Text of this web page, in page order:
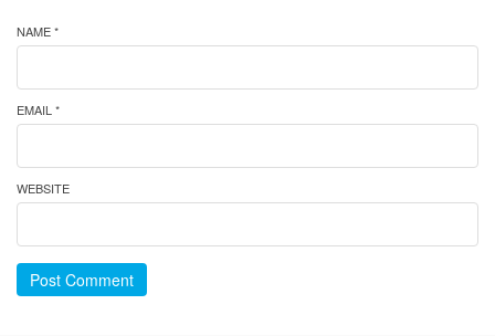
NAME *
EMAIL *
WEBSITE
Post Comment